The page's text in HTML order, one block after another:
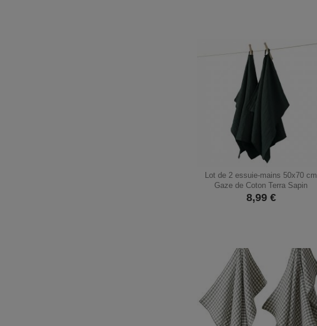
Lot de 2 essuie-mains 50x70 cm
Gaze de Coton Terra Sapin
8,99€